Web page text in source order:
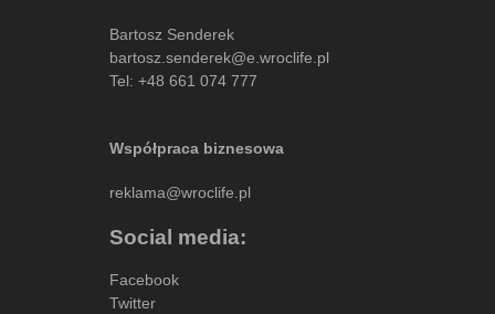
Bartosz Senderek
bartosz.senderek@e.wroclife.pl
Tel: +48 661 074 777
Współpraca biznesowa
reklama@wroclife.pl
Social media:
Facebook
Twitter